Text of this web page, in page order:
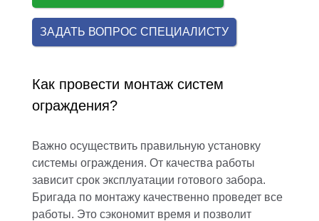
ЗАДАТЬ ВОПРОС СПЕЦИАЛИСТУ
Как провести монтаж систем
ограждения?
Важно осуществить правильную установку
системы ограждения. От качества работы
зависит срок эксплуатации готового забора.
Бригада по монтажу качественно проведет все
работы. Это сэкономит время и позволит